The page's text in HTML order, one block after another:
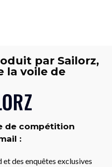
par Sailorz,
la voile de
de compétition
:
des enquêtes exclusives